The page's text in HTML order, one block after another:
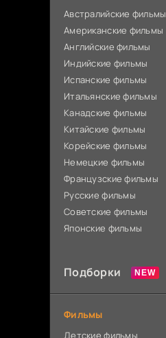
Австралийские фильмы
Американские фильмы
Английские фильмы
Индийские фильмы
Испанские фильмы
Итальянские фильмы
Канадские фильмы
Китайские фильмы
Корейские фильмы
Немецкие фильмы
Французские фильмы
Русские фильмы
Советские фильмы
Японские фильмы
Подборки
Фильмы
Детские фильмы